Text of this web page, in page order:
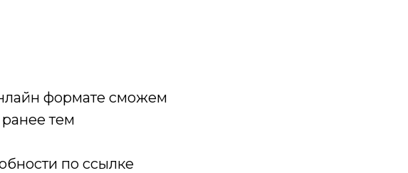
формате сможем
тем
по ссылке